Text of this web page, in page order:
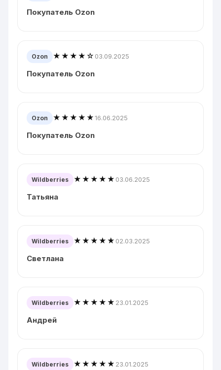
Покупатель Ozon
Ozon ★★★★☆ 03.09.2025
Покупатель Ozon
Ozon ★★★★★16.06.2025
Покупатель Ozon
Wildberries ★★★★★ 03.06.2025
Татьяна
Wildberries ★★★★★ 02.03.2025
Светлана
Wildberries ★★★★★ 23.01.2025
Андрей
Wildberries ★★★★★ 23.01.2025